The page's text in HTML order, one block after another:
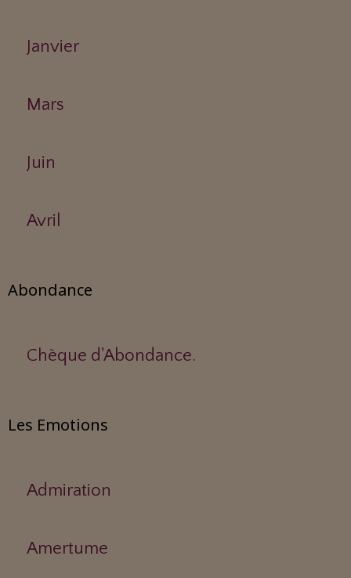
Janvier
Mars
Juin
Avril
Abondance
Chèque d'Abondance.
Les Emotions
Admiration
Amertume